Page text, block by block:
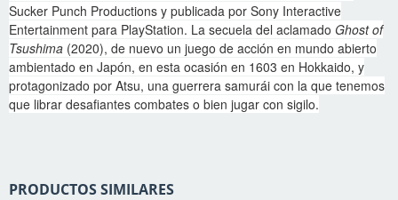
Sucker Punch Productions y publicada por Sony Interactive
Entertainment para PlayStation. La secuela del aclamado Ghost of
Tsushima (2020), de nuevo un juego de acción en mundo abierto
ambientado en Japón, en esta ocasión en 1603 en Hokkaido, y
protagonizado por Atsu, una guerrera samurái con la que tenemos
que librar desafiantes combates o bien jugar con sigilo.
PRODUCTOS SIMILARES